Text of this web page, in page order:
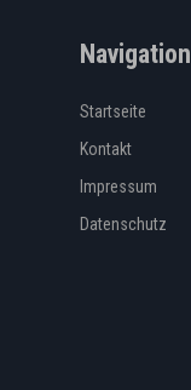
Navigation
Startseite
Kontakt
Impressum
Datenschutz